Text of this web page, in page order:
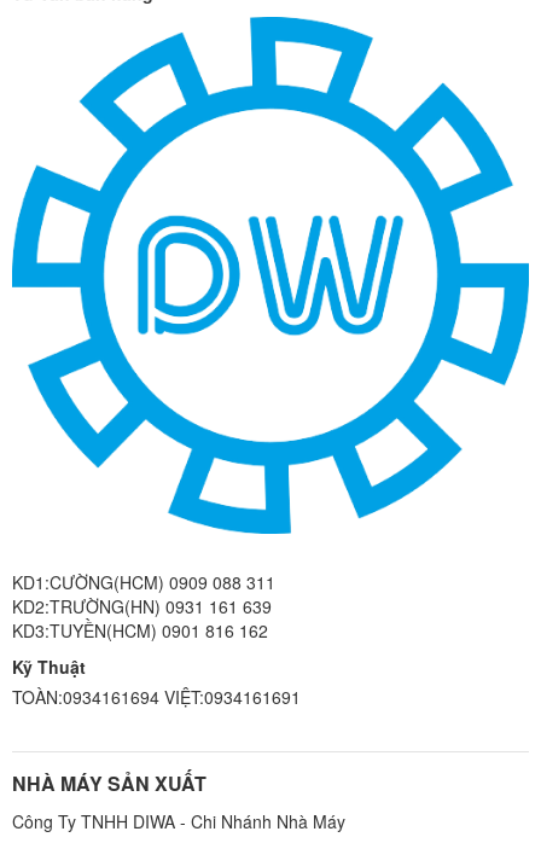
KD1:CƯỜNG(HCM) 0909 088 311
KD2:TRƯỜNG(HN) 0931 161 639
KD3:TUYỀN(HCM) 0901 816 162
Kỹ Thuật
TOÀN:0934161694 VIỆT:0934161691
NHÀ MÁY SẢN XUẤT
Công Ty TNHH DIWA - Chi Nhánh Nhà Máy